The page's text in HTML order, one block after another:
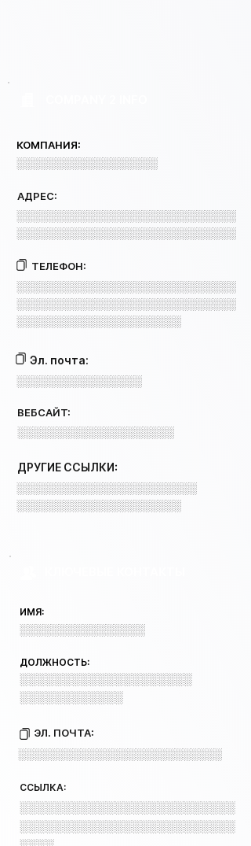
КОМПАНИЯ:
░░░░░░░░░░░░░░░░░░
АДРЕС:
░░░░░░░░░░░░░░░░░░░░░░░░░░░░
░░░░░░░░░░░░░░░░░░░░░░░░░░░░
ТЕЛЕФОН:
░░░░░░░░░░░░░░░░░░░░░░░░░░░░
░░░░░░░░░░░░░░░░░░░░░░░░░░░░
░░░░░░░░░░░░░░░░░░░░░
Эл. почта:
░░░░░░░░░░░░░░░░
ВЕБСАЙТ:
░░░░░░░░░░░░░░░░░░░░
ДРУГИЕ ССЫЛКИ:
░░░░░░░░░░░░░░░░░░░░░░░
░░░░░░░░░░░░░░░░░░░░░
ИМЯ:
░░░░░░░░░░░░░░░░
ДОЛЖНОСТЬ:
░░░░░░░░░░░░░░░░░░░░
░░░░░░░░░░░░
ЭЛ. ПОЧТА:
░░░░░░░░░░░░░░░░░░░░░░░░░░
ССЫЛКА:
░░░░░░░░░░░░░░░░░░░░░░░░░
░░░░░░░░░░░░░░░░░░░░░░░░░